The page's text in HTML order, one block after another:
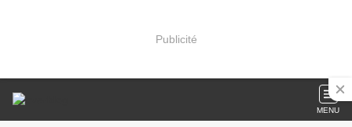
Publicité
MENU